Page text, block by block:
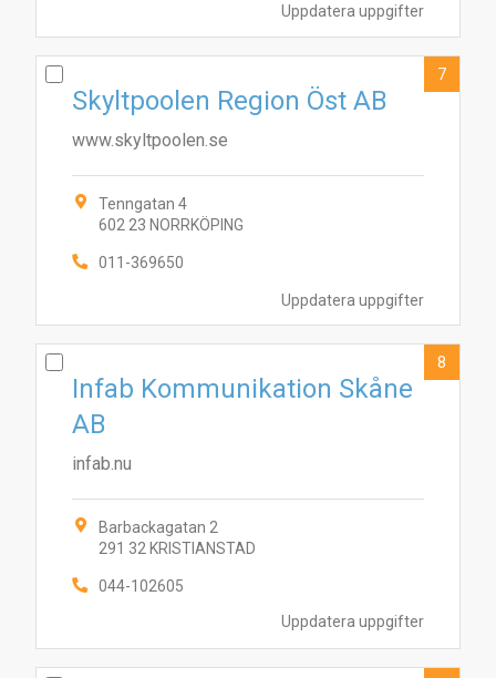
Uppdatera uppgifter
Uppdatera uppgifter
Skyltpoolen Region Öst AB
www.skyltpoolen.se
Tenngatan 4
602 23 NORRKÖPING
011-369650
7
Uppdatera uppgifter
Infab Kommunikation Skåne
AB
infab.nu
Barbackagatan 2
291 32 KRISTIANSTAD
044-102605
8